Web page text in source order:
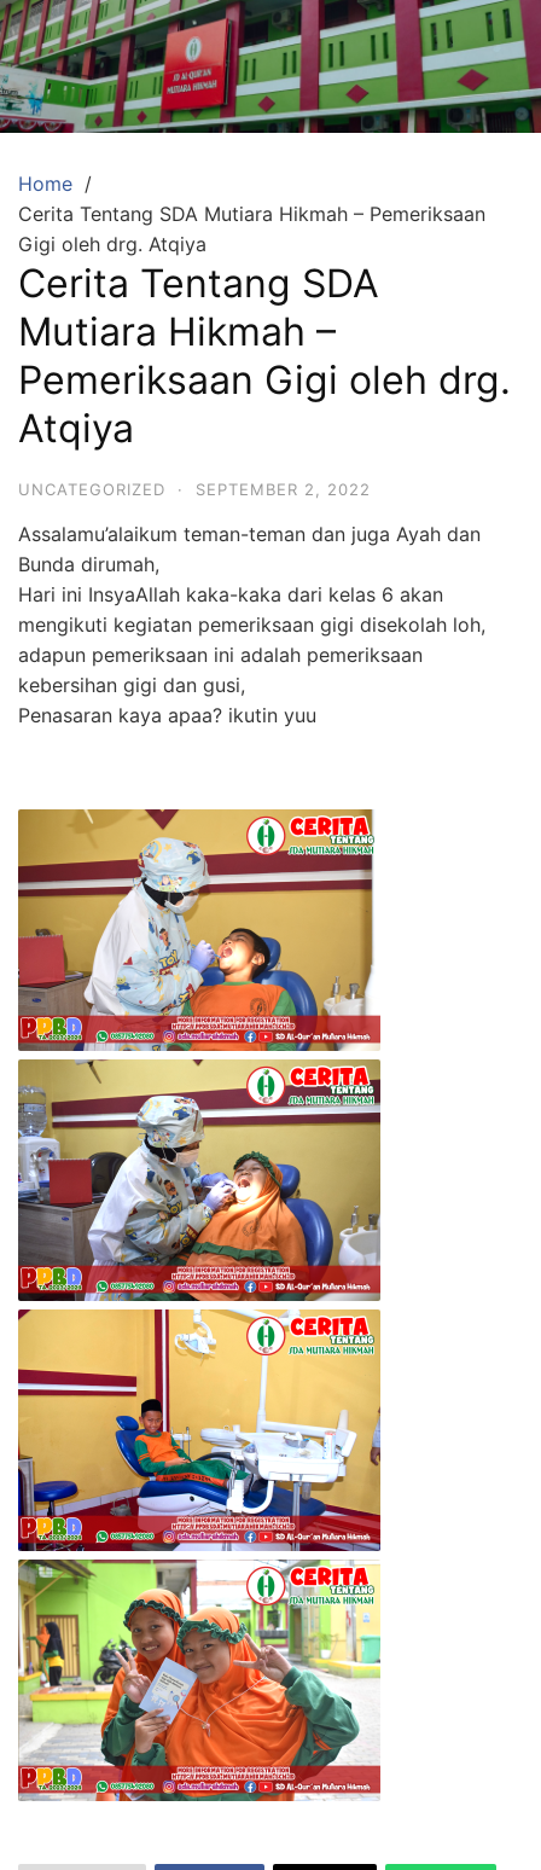
Skip
to
content
SDA
Mutiara
Tambun
Selatan
Bekasi
Beriman,
Berakhlaq
dan
Berprestasi
Home
Cerita Tentang SDA Mutiara Hikmah – Pemeriksaan
Gigi oleh drg. Atqiya
Cerita Tentang SDA
Mutiara Hikmah –
Pemeriksaan Gigi oleh drg.
Atqiya
UNCATEGORIZED · SEPTEMBER 2, 2022
Assalamu’alaikum teman-teman dan juga Ayah dan
Bunda dirumah,
Hari ini InsyaAllah kaka-kaka dari kelas 6 akan
mengikuti kegiatan pemeriksaan gigi disekolah loh,
adapun pemeriksaan ini adalah pemeriksaan
kebersihan gigi dan gusi,
Penasaran kaya apaa? ikutin yuu